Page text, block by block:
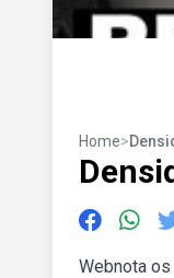
Home>
Webnota